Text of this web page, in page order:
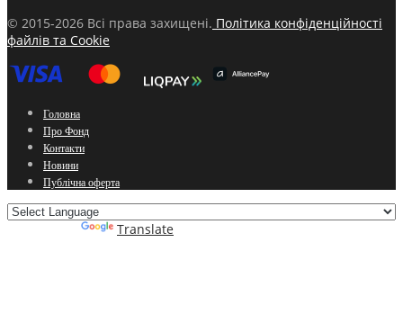
© 2015-2026 Всі права захищені. Політика конфіденційності
файлів та Cookie
Головна
Про Фонд
Контакти
Новини
Публічна оферта
Translate